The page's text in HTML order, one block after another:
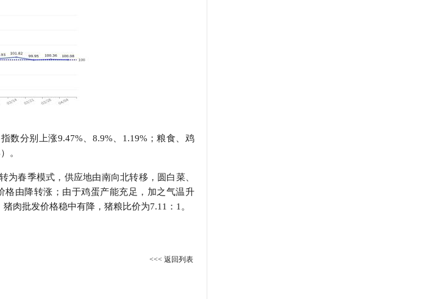
数分别上涨9.47%、8.9%、1.19%；粮食、鸡
。
春季模式，供应地由南向北转移，圆白菜、
由降转涨；由于鸡蛋产能充足，加之气温升
肉批发价格稳中有降，猪粮比价为7.11：1。
<<< 返回列表